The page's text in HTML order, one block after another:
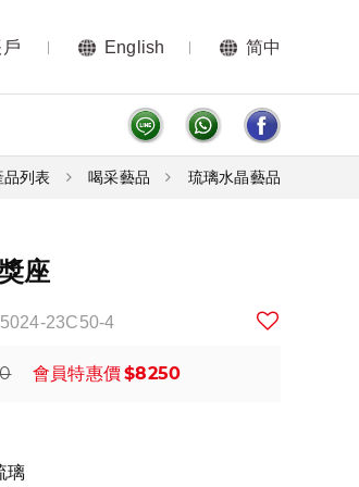
English 简中
品列表 喝采藝品 琉璃水晶藝品
座
23C50-4
會員特惠價$8250
璃